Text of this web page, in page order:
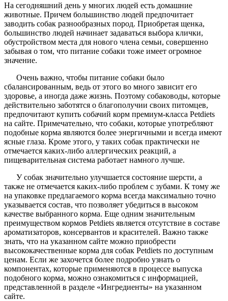
На сегодняшний день у многих людей есть домашние
животные. Причем большинство людей предпочитает
заводить собак разнообразных пород. Приобретая щенка,
большинство людей начинает задаваться выбора клички,
обустройством места для нового члена семьи, совершенно
забывая о том, что питание собаки тоже имеет огромное
значение.
Очень важно, чтобы питание собаки было
сбалансированным, ведь от этого во много зависит его
здоровье, а иногда даже жизнь. Поэтому собаководы, которые
действительно заботятся о благополучии своих питомцев,
предпочитают купить собачий корм премиум-класса Petdiets
на сайте. Примечательно, что собаки, которые употребляют
подобные корма являются более энергичными и всегда имеют
ясные глаза. Кроме этого, у таких собак практически не
отмечается каких-либо аллергических реакций, а
пищеварительная система работает намного лучше.
У собак значительно улучшается состояние шерсти, а
также не отмечается каких-либо проблем с зубами. К тому же
на упаковке предлагаемого корма всегда максимально точно
указывается состав, что позволяет убедиться в высоком
качестве выбранного корма. Еще одним значительным
преимуществом кормов Petdiets является отсутствие в составе
ароматизаторов, консервантов и красителей. Важно также
знать, что на указанном сайте можно приобрести
высококачественные корма для собак Petdiets по доступным
ценам. Если же захочется более подробно узнать о
компонентах, которые применяются в процессе выпуска
подобного корма, можно ознакомиться с информацией,
представленной в разделе «Ингредиенты» на указанном
сайте.